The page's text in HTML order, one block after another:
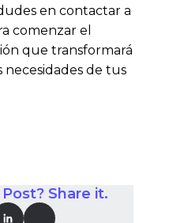
en contactar a
comenzar el
que transformará
necesidades de tus
Share it.